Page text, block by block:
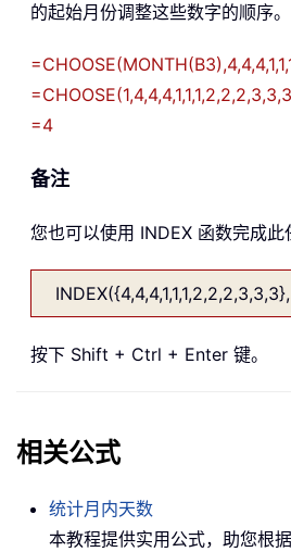
的起始月份调整这些数字的顺序。
=4
备注
您也可以使用 INDEX 函数完成此
按下 Shift + Ctrl + Enter 键。
相关公式
统计月内天数
本教程提供实用公式，助您根